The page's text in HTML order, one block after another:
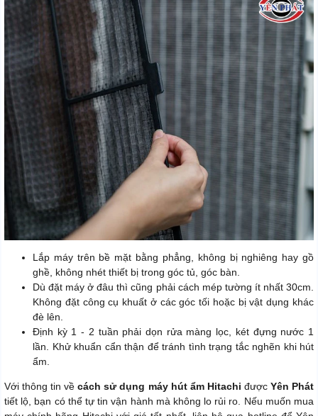
Lắp máy trên bề mặt bằng phẳng, không bị nghiêng hay gồ
ghề, không nhét thiết bị trong góc tủ, góc bàn.
Dù đặt máy ở đâu thì cũng phải cách mép tường ít nhất 30cm.
Không đặt công cụ khuất ở các góc tối hoặc bị vật dụng khác
đè lên.
Định kỳ 1 - 2 tuần phải dọn rửa màng lọc, két đựng nước 1
lần. Khử khuẩn cẩn thận để tránh tình trạng tắc nghẽn khi hút
ẩm.
Với thông tin vềcách sử dụng máy hút ẩm Hitachi được Yên Phát
tiết lộ, bạn có thể tự tin vận hành mà không lo rủi ro. Nếu muốn mua